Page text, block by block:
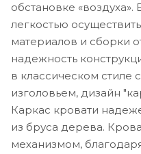
обстановке
легкостью
материалов и сборки
надежность
в классическом стиле
изголовьем, дизайн
Каркас кровати
из бруса дерева.
механизмом,